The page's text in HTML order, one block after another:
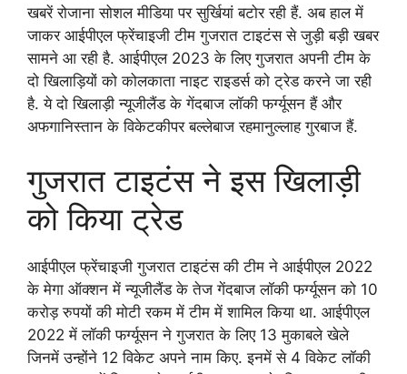
खबरें रोजाना सोशल मीडिया पर सुर्खियां बटोर रही हैं. अब हाल में
जाकर आईपीएल फ्रेंचाइजी टीम गुजरात टाइटंस से जुड़ी बड़ी खबर
सामने आ रही है. आईपीएल 2023 के लिए गुजरात अपनी टीम के
दो खिलाड़ियों को कोलकाता नाइट राइडर्स को ट्रेड करने जा रही
है. ये दो खिलाड़ी न्यूजीलैंड के गेंदबाज लॉकी फर्ग्यूसन हैं और
अफगानिस्तान के विकेटकीपर बल्लेबाज रहमानुल्लाह गुरबाज हैं.
गुजरात टाइटंस ने इस खिलाड़ी
को किया ट्रेड
आईपीएल फ्रेंचाइजी गुजरात टाइटंस की टीम ने आईपीएल 2022
के मेगा ऑक्शन में न्यूजीलैंड के तेज गेंदबाज लॉकी फर्ग्यूसन को 10
करोड़ रुपयों की मोटी रकम में टीम में शामिल किया था. आईपीएल
2022 में लॉकी फर्ग्यूसन ने गुजरात के लिए 13 मुकाबले खेले
जिनमें उन्होंने 12 विकेट अपने नाम किए. इनमें से 4 विकेट लॉकी